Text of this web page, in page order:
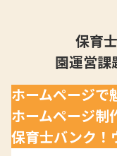
保育
園運営課
ホームページで
ホームページ制
保育士バンク！